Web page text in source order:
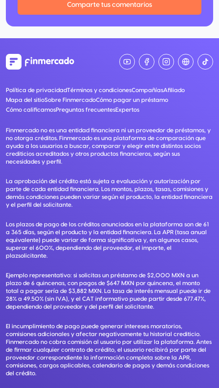
Comparte tus comentarios
Política de privacidadTérminos y condicionesCompañíasAfiliado
Mapa del sitioSobre FinmercadoCómo pagar un préstamo
Cómo calificamosPreguntas frecuentesExpertos
Finmercado no es una entidad financiera ni un proveedor de préstamos, y
no otorga créditos. Finmercado es una plataforma de comparación que
ayuda a los usuarios a buscar, comparar y elegir entre distintos socios
crediticios acreditados y otros productos financieros, según sus
necesidades y perfil.
La aprobación del crédito está sujeta a evaluación y autorización por
parte de cada entidad financiera. Los montos, plazos, tasas, comisiones y
demás condiciones pueden variar según el producto, la entidad financiera
y el perfil del solicitante.
Los plazos de pago de los créditos anunciados en la plataforma son de 61
a 365 días, según el producto y la entidad financiera. La APR (tasa anual
equivalente) puede variar de forma significativa y, en algunos casos,
superar el 600%, dependiendo del proveedor, el importe, el
plazsolicitante.
Ejemplo representativo: si solicitas un préstamo de $2,000 MXN a un
plazo de 6 quincenas, con pagos de $647 MXN por quincena, el monto
total a pagar sería de $3,882 MXN. La tasa de interés mensual puede ir de
28% a 49.50% (sin IVA), y el CAT informativo puede partir desde 677.47%,
dependiendo del proveedor y del perfil del solicitante.
El incumplimiento de pago puede generar intereses moratorios,
comisiones adicionales y afectar negativamente tu historial crediticio.
Finmercado no cobra comisión al usuario por utilizar la plataforma. Antes
de firmar cualquier contrato de crédito, el usuario recibirá por parte del
proveedor correspondiente la información completa sobre la APR,
comisiones, cargos aplicables, calendario de pagos y demás condiciones
del crédito.